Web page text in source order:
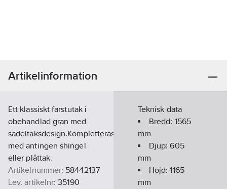
Artikelinformation
Ett klassiskt farstutak i
obehandlad gran med
sadeltaksdesign.Kompletteras
med antingen shingel
eller plåttak.
Artikelnummer: 58442137
Lev. artikelnr: 35190
Teknisk data
Bredd: 1565
mm
Djup:605
mm
Höjd:1165
mm